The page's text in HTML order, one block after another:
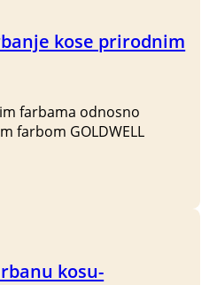
kose prirodnim
farbama odnosno
farbom GOLDWELL
kosu-